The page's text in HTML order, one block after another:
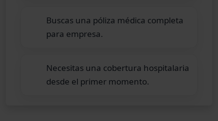
Buscas una póliza médica completa
para empresa.
Necesitas una cobertura hospitalaria
desde el primer momento.